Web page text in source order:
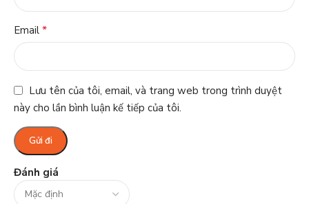
Đánh giá
Email *
Lưu tên của tôi, email, và trang web trong trình duyệt
này cho lần bình luận kế tiếp của tôi.